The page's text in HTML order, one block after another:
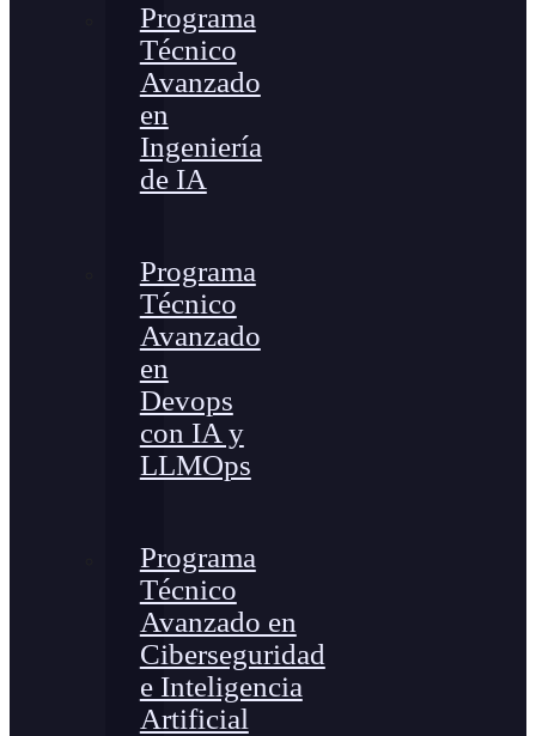
Programa
Técnico
Avanzado
en
Ingeniería
de IA
Programa
Técnico
Avanzado
en
Devops
con IA y
LLMOps
Programa
Técnico
Avanzado en
Ciberseguridad
e Inteligencia
Artificial